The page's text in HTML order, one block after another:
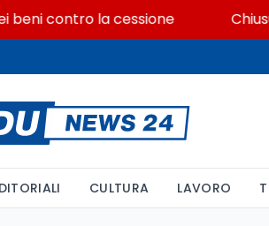
la cessione Chiusura
CULTURA LAVORO